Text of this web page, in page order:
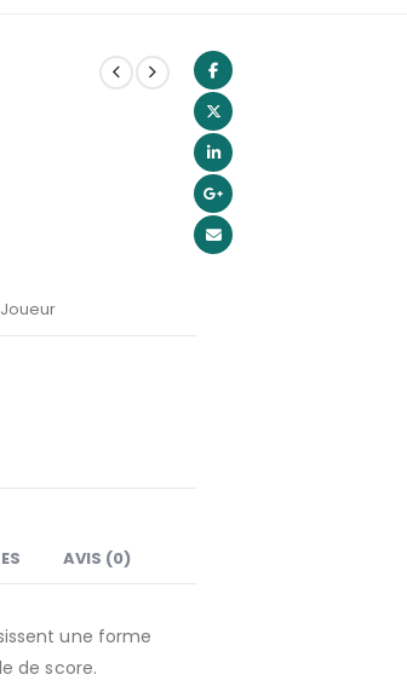
Joueur
AVIS (0)
une forme
de score.